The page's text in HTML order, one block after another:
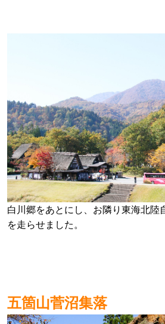
白川郷をあとにし、お隣り東海北陸
を走らせました。
五箇山菅沼集落